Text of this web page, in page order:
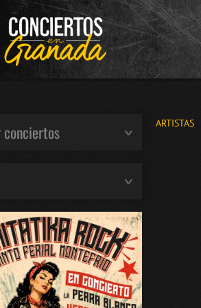
ARTISTAS
conciertos